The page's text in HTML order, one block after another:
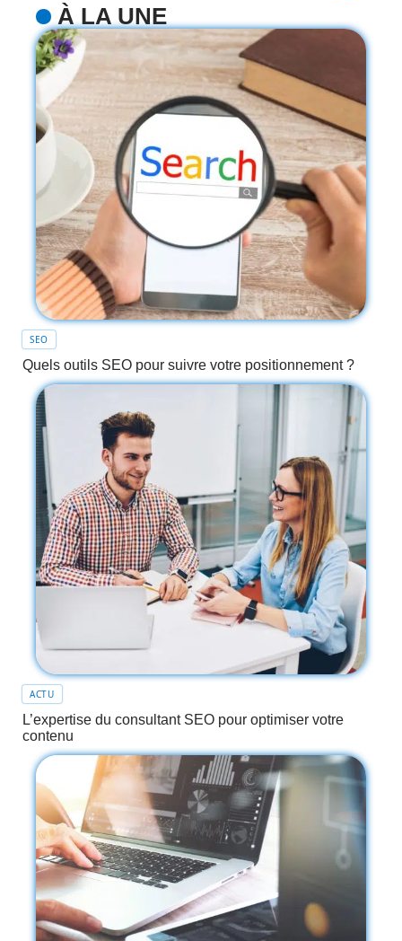
À LA UNE
SEO
Quels outils SEO pour suivre votre positionnement ?
ACTU
L’expertise du consultant SEO pour optimiser votre
contenu